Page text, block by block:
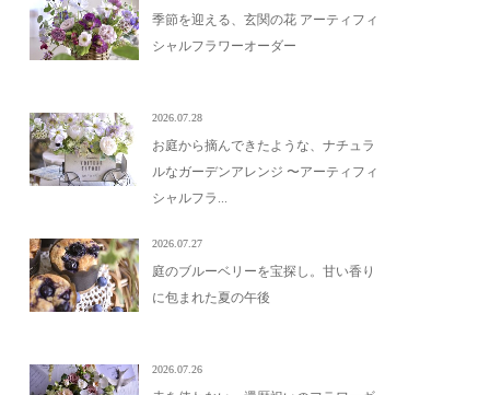
季節を迎える、玄関の花 アーティフィ
シャルフラワーオーダー
2026.07.28
お庭から摘んできたような、ナチュラ
ルなガーデンアレンジ 〜アーティフィ
シャルフラ...
2026.07.27
庭のブルーベリーを宝探し。甘い香り
に包まれた夏の午後
2026.07.26